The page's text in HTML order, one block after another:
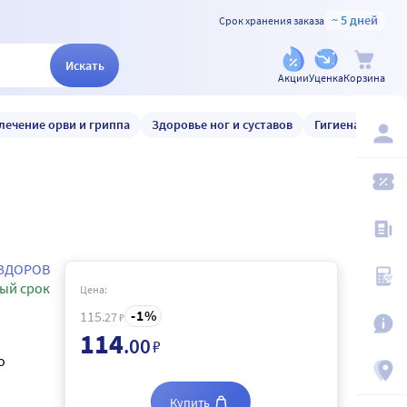
Срок хранения заказа ~ 5 дней
Искать
АкцииУценкаКорзина
орви и гриппа Здоровье ног и суставов Гигиена и уход
срок
Цена:
115.27₽ 1
114.00₽
Купить